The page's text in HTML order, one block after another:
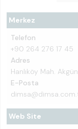
Merkez
Telefon
+90 264 276 17 45
Adres
Hanlıköy Mah.
E-Posta
Web Site